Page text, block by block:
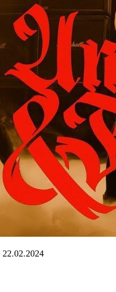
22.02.2024